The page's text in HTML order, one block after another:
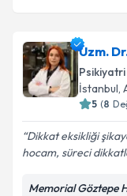
Uzm.
Psikiyatri
İstanbul,
5 (8
Dikkat eksikliği
hocam, süreci
Memorial Göztepe